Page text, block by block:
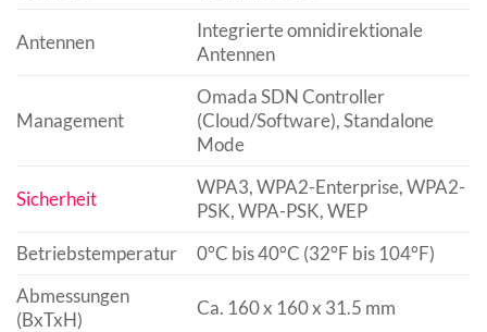
Antennen
Integrierte omnidirektionale
Antennen
Management
Omada SDN Controller
(Cloud/Software), Standalone
Mode
Sicherheit
WPA3, WPA2-Enterprise, WPA2-
PSK, WPA-PSK, WEP
Betriebstemperatur
0°C bis 40°C (32°F bis 104°F)
Abmessungen
(BxTxH)
Ca. 160 x 160 x 31.5 mm